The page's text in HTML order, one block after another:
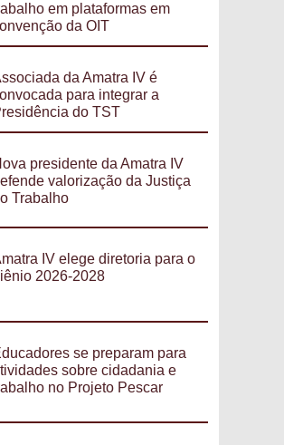
em plataformas em
da OIT
da Amatra IV é
para integrar a
do TST
presidente da Amatra IV
valorização da Justiça
Trabalho
IV elege diretoria para o
2026-2028
se preparam para
sobre cidadania e
no Projeto Pescar